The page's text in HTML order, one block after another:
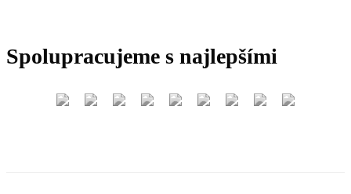
Spolupracujeme s najlepšími